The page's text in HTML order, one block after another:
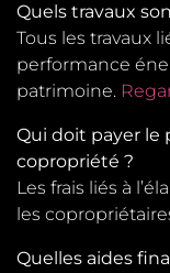
Quels travaux
Tous les travaux
performance
patrimoine.
Qui doit payer le
copropriété ?
Les frais liés à
les
Quelles aides